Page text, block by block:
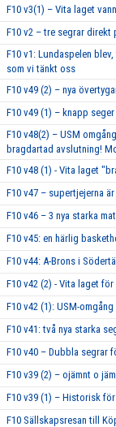
F10 v3(1) – Vita laget
F10 v2 – tre segrar direkt
F10 v1: Lundaspelen
som vi tänkt oss
F10 v49 (2) – nya
F10 v49 (1) – knapp
F10 v48(2) – USM
bragdartad avslutning!
F10 v48 (1) - Vita laget
F10 v47 – supertjejerna
F10 v46 – 3 nya starka
F10 v45: en härlig
F10 v44: A-Brons i
F10 v42 (2) - Vita laget
F10 v42 (1): USM-
F10 v41: två nya starka
F10 v40 – Dubbla segrar
F10 v39 (2) – ojämnt o
F10 v39 (1) – Historisk
F10 Sällskapsresan till